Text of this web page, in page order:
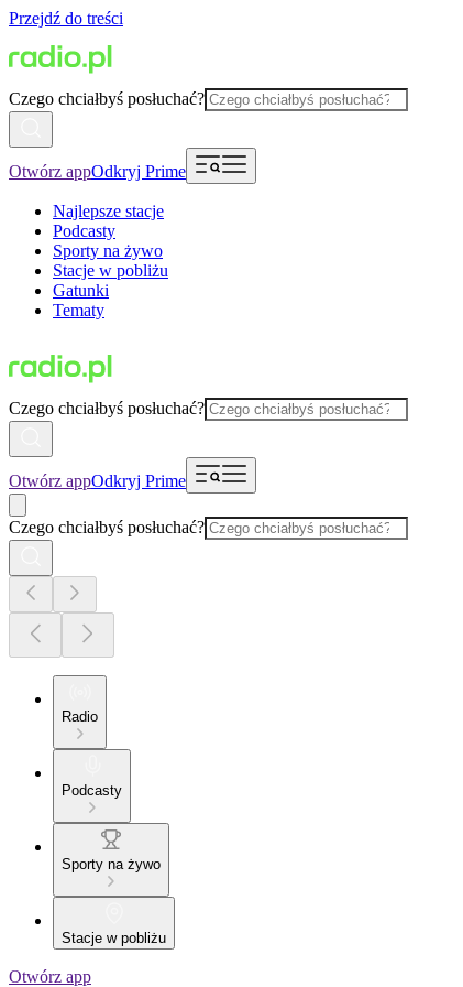
Przejdź do treści
Czego chciałbyś posłuchać?
Otwórz appOdkryj Prime
Najlepsze stacje
Podcasty
Sporty na żywo
Stacje w pobliżu
Gatunki
Tematy
Czego chciałbyś posłuchać?
Otwórz appOdkryj Prime
Czego chciałbyś posłuchać?
Radio
Podcasty
Sporty na żywo
Stacje w pobliżu
Otwórz app